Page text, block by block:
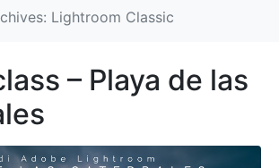
Lightroom Classic
– Playa de las